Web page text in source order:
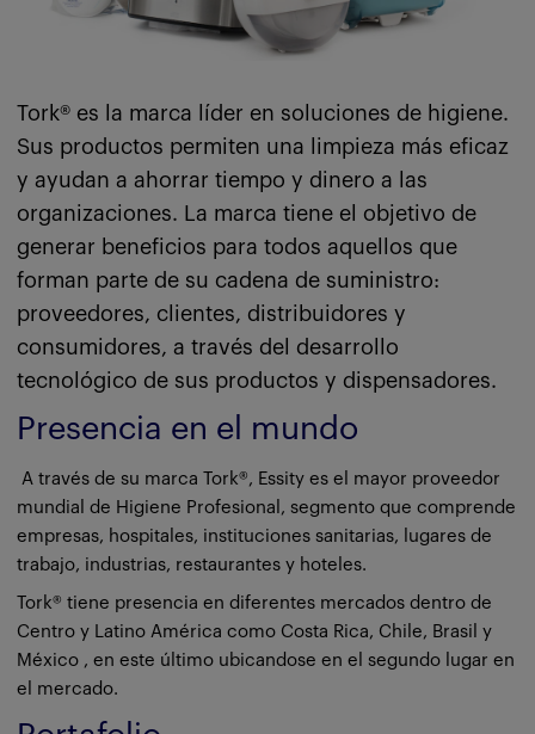
Tork® es la marca líder en soluciones de higiene.
Sus productos permiten una limpieza más eficaz
y ayudan a ahorrar tiempo y dinero a las
organizaciones. La marca tiene el objetivo de
generar beneficios para todos aquellos que
forman parte de su cadena de suministro:
proveedores, clientes, distribuidores y
consumidores, a través del desarrollo
tecnológico de sus productos y dispensadores.
Presencia en el mundo
A través de su marca Tork®, Essity es el mayor proveedor
mundial de Higiene Profesional, segmento que comprende
empresas, hospitales, instituciones sanitarias, lugares de
trabajo, industrias, restaurantes y hoteles.
Tork® tiene presencia en diferentes mercados dentro de
Centro y Latino América como Costa Rica, Chile, Brasil y
México , en este último ubicandose en el segundo lugar en
el mercado.